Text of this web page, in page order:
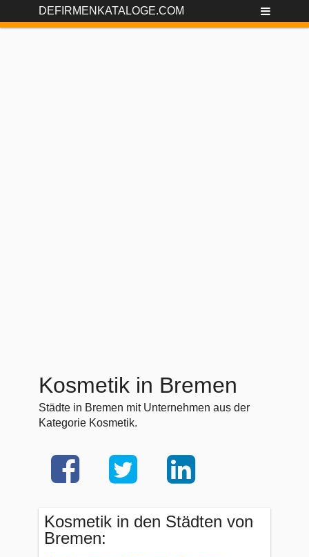
DEFIRMENKATALOGE.COM
Kosmetik in Bremen
Städte in Bremen mit Unternehmen aus der
Kategorie Kosmetik.
Kosmetik in den Städten von
Bremen: